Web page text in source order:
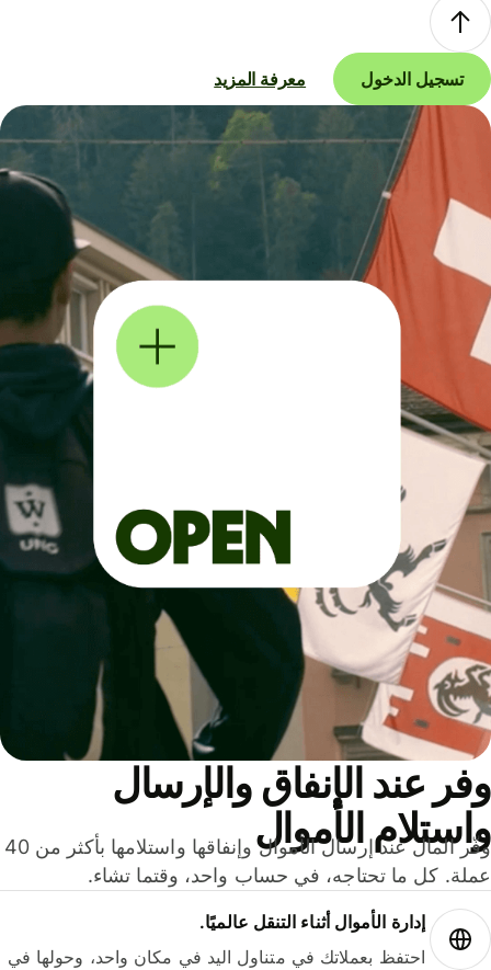
تسجيل الدخول معرفة المزيد
عند الإنفاق والإرسال
الأموال
وفّر المال عند إرسال الأموال وإنفاقها واستلامها بأكثر من 40
كل ما تحتاجه، في حساب واحد، وقتما تشاء.
إدارة الأموال أثناء التنقل عالميًا.
احتفظ بعملاتك في متناول اليد في مكان واحد، وحولها في